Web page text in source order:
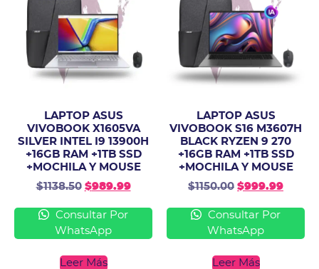
LAPTOP ASUS
VIVOBOOK X1605VA
SILVER INTEL I9 13900H
+16GB RAM +1TB SSD
+MOCHILA Y MOUSE
$1138.50 $989.99
Consultar Por
WhatsApp
Leer Más
LAPTOP ASUS
VIVOBOOK S16 M3607H
BLACK RYZEN 9 270
+16GB RAM +1TB SSD
+MOCHILA Y MOUSE
$1150.00 $999.99
Consultar Por
WhatsApp
Leer Más